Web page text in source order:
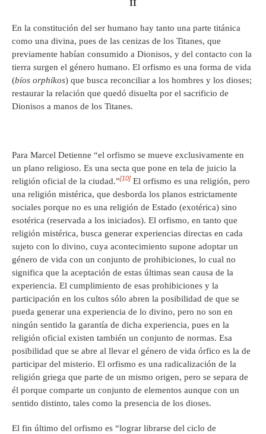
II
En la constitución del ser humano hay tanto una parte titánica
como una divina, pues de las cenizas de los Titanes, que
previamente habían consumido a Dionisos, y del contacto con la
tierra surgen el género humano. El orfismo es una forma de vida
(bíos orphíkos) que busca reconciliar a los hombres y los dioses;
restaurar la relación que quedó disuelta por el sacrificio de
Dionisos a manos de los Titanes.
Para Marcel Detienne “el orfismo se mueve exclusivamente en
un plano religioso. Es una secta que pone en tela de juicio la
religión oficial de la ciudad.”[10] El orfismo es una religión, pero
una religión mistérica, que desborda los planos estrictamente
sociales porque no es una religión de Estado (exotérica) sino
esotérica (reservada a los iniciados). El orfismo, en tanto que
religión mistérica, busca generar experiencias directas en cada
sujeto con lo divino, cuya acontecimiento supone adoptar un
género de vida con un conjunto de prohibiciones, lo cual no
significa que la aceptación de estas últimas sean causa de la
experiencia. El cumplimiento de esas prohibiciones y la
participación en los cultos sólo abren la posibilidad de que se
pueda generar una experiencia de lo divino, pero no son en
ningún sentido la garantía de dicha experiencia, pues en la
religión oficial existen también un conjunto de normas. Esa
posibilidad que se abre al llevar el género de vida órfico es la de
participar del misterio. El orfismo es una radicalización de la
religión griega que parte de un mismo origen, pero se separa de
él porque comparte un conjunto de elementos aunque con un
sentido distinto, tales como la presencia de los dioses.
El fin último del orfismo es “lograr librarse del ciclo de